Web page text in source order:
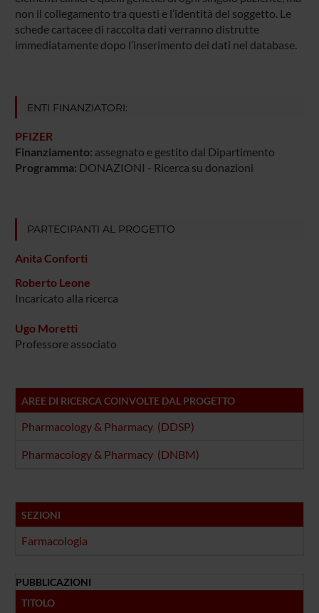
non il collegamento tra questi e l’identità del soggetto. Le
schede cartacee di raccolta dati verranno distrutte
immediatamente dopo l’inserimento dei dati nel database.
ENTI FINANZIATORI:
PFIZER
Finanziamento: assegnato e gestito dal Dipartimento
Programma: DONAZIONI - Ricerca su donazioni
PARTECIPANTI AL PROGETTO
Anita Conforti
Roberto Leone
Incaricato alla ricerca
Ugo Moretti
Professore associato
AREE DI RICERCA COINVOLTE DAL PROGETTO
Pharmacology & Pharmacy (DDSP)
Pharmacology & Pharmacy (DNBM)
SEZIONI
Farmacologia
PUBBLICAZIONI
TITOLO